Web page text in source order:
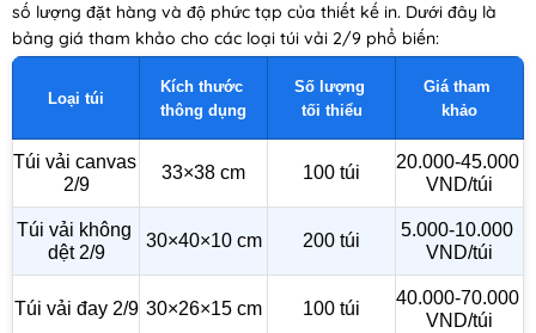
số lượng đặt hàng và độ phức tạp của thiết kế in. Dưới đây là
bảng giá tham khảo cho các loại túi vải 2/9 phổ biến:
Loại túi
Kích thước
thông dụng
Số lượng
tối thiểu
Giá tham
khảo
Túi vải canvas
2/9
33×38 cm 100 túi
20.000-45.000
VND/túi
Túi vải không
dệt 2/9
30×40×10 cm 200 túi
5.000-10.000
VND/túi
Túi vải đay 2/9 30×26×15 cm 100 túi
40.000-70.000
VND/túi